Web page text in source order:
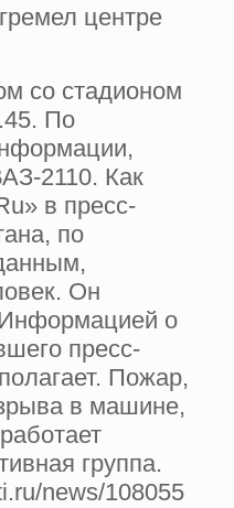
центре
со стадионом
По
2110. Как
в пресс-
по
Он
Информацией о
пресс-
Пожар,
в машине,
группа.
news/108055